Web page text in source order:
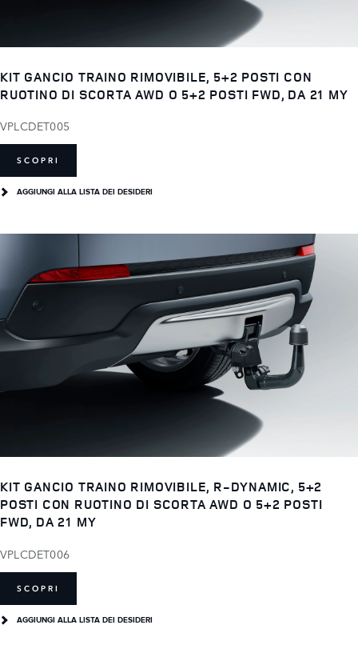
KIT GANCIO TRAINO RIMOVIBILE, 5+2 POSTI CON
RUOTINO DI SCORTA AWD O 5+2 POSTI FWD, DA 21 MY
VPLCDET005
SCOPRI
AGGIUNGI ALLA LISTA DEI DESIDERI
KIT GANCIO TRAINO RIMOVIBILE, R-DYNAMIC, 5+2
POSTI CON RUOTINO DI SCORTA AWD O 5+2 POSTI
FWD, DA 21 MY
VPLCDET006
SCOPRI
AGGIUNGI ALLA LISTA DEI DESIDERI